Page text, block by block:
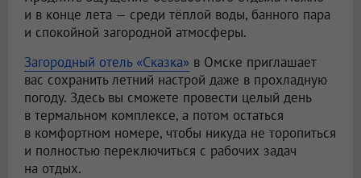
и в конце лета — среди тёплой воды, банного пара
и спокойной загородной атмосферы.
Загородный отель «Сказка» в Омске приглашает
вас сохранить летний настрой даже в прохладную
погоду. Здесь вы сможете провести целый день
в термальном комплексе, а потом остаться
в комфортном номере, чтобы никуда не торопиться
и полностью переключиться с рабочих задач
на отдых.